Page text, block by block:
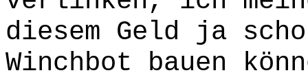
diesem Geld ja
Winchbot bauen